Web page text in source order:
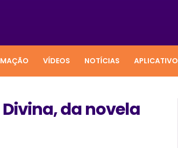
VÍDEOS NOTÍCIAS APLICATIVO
da novela